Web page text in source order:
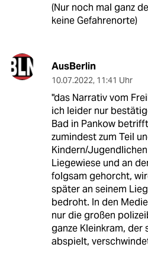
(Nur noch mal ganz
keine Gefahrenorte)
AusBerlin
10.07.2022, 11:41 Uhr
"das Narrativ vom
ich leider nur
Bad in Pankow
zumindest zum Teil
Kindern/
Liegewiese und an
folgsam gehorcht,
später an seinem
bedroht. In den
nur die großen
ganze Kleinkram,
abspielt,